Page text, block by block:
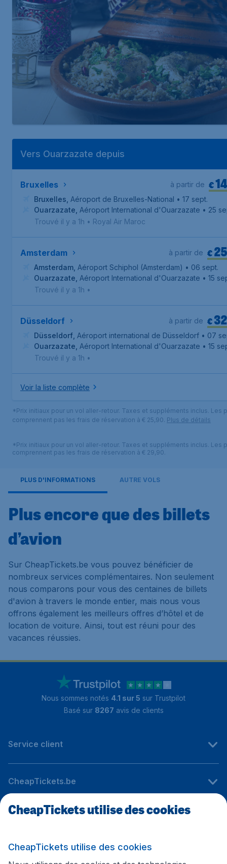
Vers Ouarzazate depuis
Bruxelles €
à partir de
Bruxelles Aéroport de Bruxelles-National • 17 sept.
Ouarzazate Aéroport International d'Ouarzazate • 25
Trouvé il y a 1h • Royal Air Maroc
Amsterdam €
à partir de
Amsterdam Aéroport Schiphol (Amsterdam) • 06 sept.
Ouarzazate Aéroport International d'Ouarzazate • 15
Trouvé il y a 1h •
Düsseldorf €
à partir de
Düsseldorf Aéroport international de Düsseldorf • 07
Ouarzazate Aéroport International d'Ouarzazate • 15
Trouvé il y a 1h •
Voir la liste complète
*Prix initiaux pour un vol aller-retour. Taxes et suppléments inclus. Les
comprennent pas les frais de réservation à € 25,90. Plus de détails
*Prix initiaux pour un vol aller-retour. Taxes et suppléments inclus. Les
comprennent pas les frais de réservation à € 29,90.
PLUS D'INFORMATIONS AUTRE VOLS
Plus encore que des billets
d’avion
Sur CheapTickets.be vous pouvez bénéficier de
nombreux services complémentaires. Non seulement
nous comparons pour vous des centaines de billets
d'avion à travers le monde entier, mais nous vous
offrons également les meilleurs offres d’hôtel et de
location de voiture. Ainsi, tout est réuni pour des
vacances réussies.
Nous sommes notés 4.1 sur 5 sur Trustpilot
Basé sur 8267 avis de clients
Service client
CheapTickets.be
Sites internationaux
Suivez CheapTickets.be
CheapTickets utilise des cookies
CheapTickets utilise des cookies